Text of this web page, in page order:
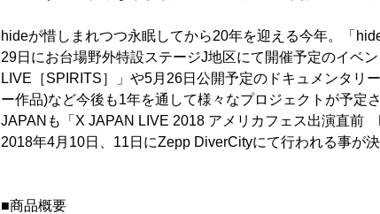
hideが惜しまれつつ永眠してから20年を迎える今年。「
29日にお台場野外特設ステージJ地区にて開催予定のイベ
LIVE［SPIRITS］」や5月26日公開予定のドキュメンタリ
ー作品)など今後も1年を通して様々なプロジェクトが予定
JAPANも「X JAPAN LIVE 2018 アメリカフェス出演直前
2018年4月10日、11日にZepp DiverCityにて行われる事が決
■商品概要